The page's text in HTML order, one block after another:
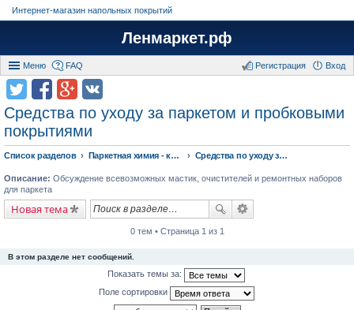
Интернет-магазин напольных покрытий
Ленмаркет.рф
Меню FAQ Вход
Регистрация
Средства по уходу за паркетом и пробковыми
покрытиями
Список разделов Паркетная химия - клея, лаки, масло и средства по уходу за паркетом Средства по уходу за паркетом и пробковыми покрытиями
Описание: Обсуждение всевозможных мастик, очистителей и ремонтных наборов
для паркета
Новая тема
0 тем • Страница 1 из 1
В этом разделе нет сообщений.
Показать темы за:
Поле сортировки